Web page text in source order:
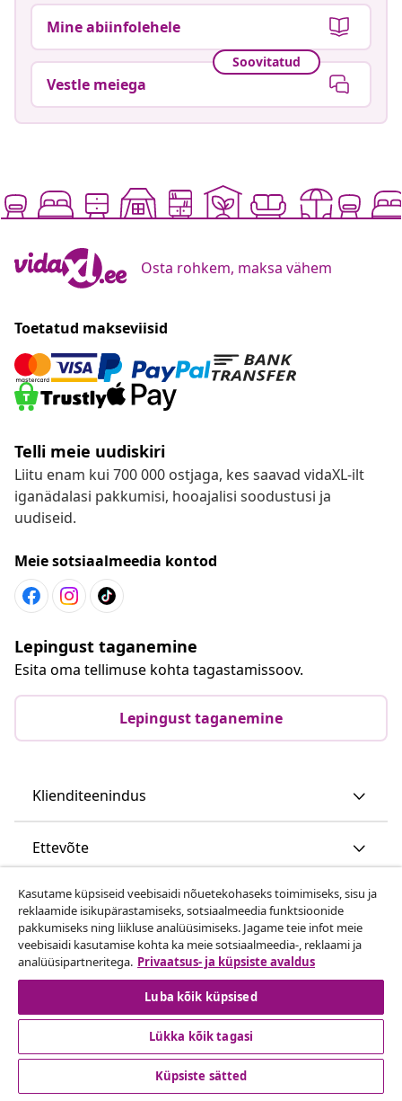
Mine abiinfolehele
Soovitatud
Vestle meiega
Osta rohkem, maksa vähem
Toetatud makseviisid
Telli meie uudiskiri
Liitu enam kui 700 000 ostjaga, kes saavad vidaXL-ilt
iganädalasi pakkumisi, hooajalisi soodustusi ja
uudiseid.
Meie sotsiaalmeedia kontod
Lepingust taganemine
Esita oma tellimuse kohta tagastamissoov.
Lepingust taganemine
Klienditeenindus
Ettevõte
vidaXL
Vaata rohkem
© 2008-2026 vidaXL www.vidaxl.ee on vidaXL Marketplace
Kasutame küpsiseid veebisaidi nõuetekohaseks toimimiseks, sisu ja
reklaamide isikupärastamiseks, sotsiaalmeedia funktsioonide
pakkumiseks ning liikluse analüüsimiseks. Jagame teie infot meie
veebisaidi kasutamise kohta ka meie sotsiaalmeedia-, reklaami ja
analüüsipartneritega. Privaatsus- ja küpsiste avaldus
Luba kõik küpsised
Lükka kõik tagasi
Küpsiste sätted